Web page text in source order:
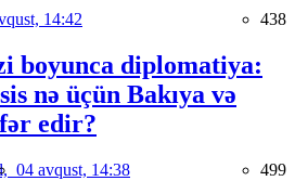
14:42 438
boyunca diplomatiya:
nə üçün Bakıya və
edir?
04 avqust, 14:38 499